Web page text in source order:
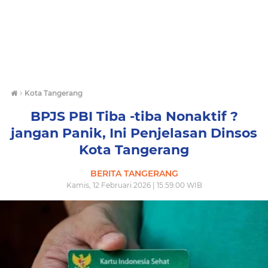
› Kota Tangerang
BPJS PBI Tiba -tiba Nonaktif ?
jangan Panik, Ini Penjelasan Dinsos
Kota Tangerang
BERITA TANGERANG
Kamis, 12 Februari 2026 | 15.59.00 WIB